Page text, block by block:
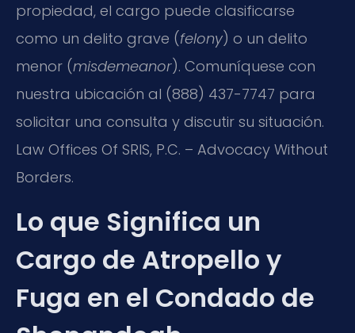
propiedad, el cargo puede clasificarse
como un delito grave (felony) o un delito
menor (misdemeanor). Comuníquese con
nuestra ubicación al (888) 437-7747 para
solicitar una consulta y discutir su situación.
Law Offices Of SRIS, P.C. – Advocacy Without
Borders.
Lo que Significa un
Cargo de Atropello y
Fuga en el Condado de